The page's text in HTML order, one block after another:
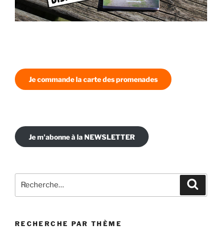
Je commande la carte des promenades
Je m'abonne à la NEWSLETTER
pour
RECHERCHE PAR THÈME